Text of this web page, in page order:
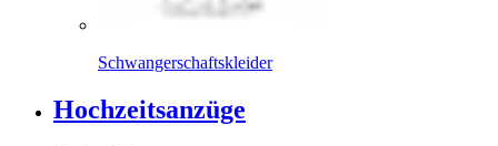
Schwangerschaftskleider
Hochzeitsanzüge